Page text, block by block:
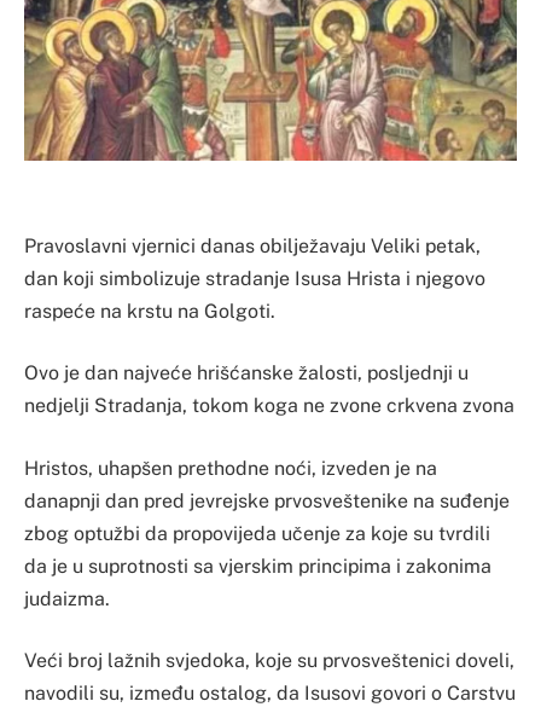
Pravoslavni vjernici danas obilježavaju Veliki petak,
dan koji simbolizuje stradanje Isusa Hrista i njegovo
raspeće na krstu na Golgoti.
Ovo je dan najveće hrišćanske žalosti, posljednji u
nedjelji Stradanja, tokom koga ne zvone crkvena zvona
Hristos, uhapšen prethodne noći, izveden je na
danapnji dan pred jevrejske prvosveštenike na suđenje
zbog optužbi da propovijeda učenje za koje su tvrdili
da je u suprotnosti sa vjerskim principima i zakonima
judaizma.
Veći broj lažnih svjedoka, koje su prvosveštenici doveli,
navodili su, između ostalog, da Isusovi govori o Carstvu